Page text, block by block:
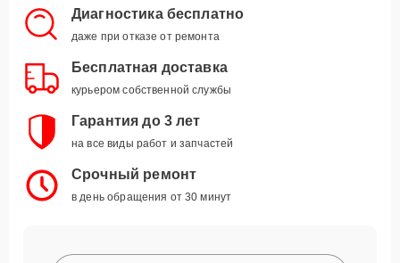
Диагностика бесплатно
даже при отказе от ремонта
Бесплатная доставка
курьером собственной службы
Гарантия до 3 лет
на все виды работ и запчастей
Срочный ремонт
в день обращения от 30 минут